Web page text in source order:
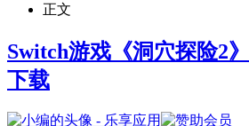
正文
Switch游戏《洞穴探险2
下载